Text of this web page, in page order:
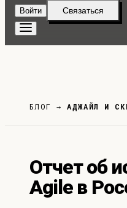
Войти Связаться
БЛОГ →АДЖАЙЛ И
Отчет об
Agile в